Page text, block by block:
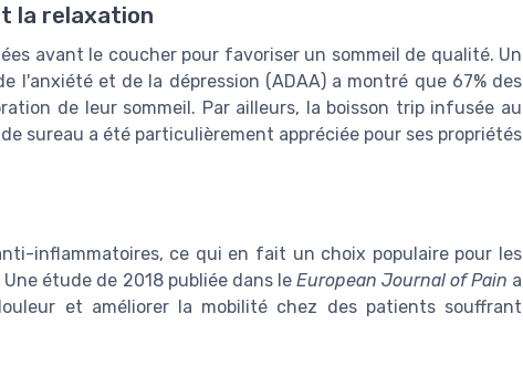
la relaxation
avant le coucher pour favoriser un sommeil de qualité. Un
l'anxiété et de la dépression (ADAA) a montré que 67% des
de leur sommeil. Par ailleurs, la boisson trip infusée au
sureau a été particulièrement appréciée pour ses propriétés
inflammatoires, ce qui en fait un choix populaire pour les
étude de 2018 publiée dans le European Journal of Pain a
et améliorer la mobilité chez des patients souffrant